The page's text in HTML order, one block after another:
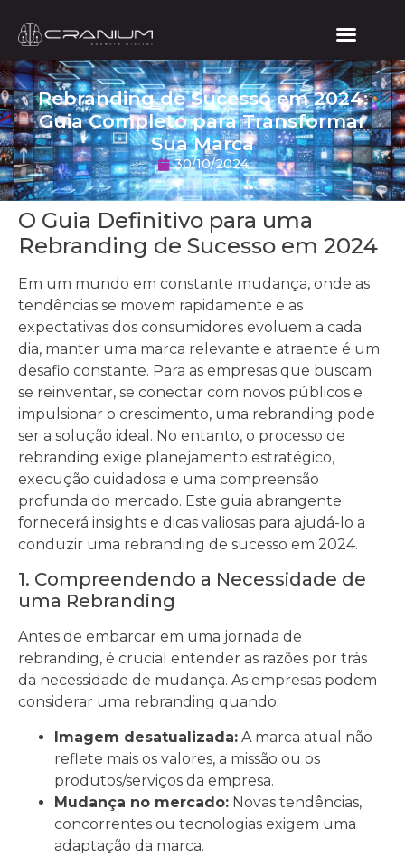
Rebranding de Sucesso em 2024:
Guia Completo para Transformar
Sua Marca
30/10/2024
O Guia Definitivo para uma
Rebranding de Sucesso em 2024
Em um mundo em constante mudança, onde as
tendências se movem rapidamente e as
expectativas dos consumidores evoluem a cada
dia, manter uma marca relevante e atraente é um
desafio constante. Para as empresas que buscam
se reinventar, se conectar com novos públicos e
impulsionar o crescimento, uma rebranding pode
ser a solução ideal. No entanto, o processo de
rebranding exige planejamento estratégico,
execução cuidadosa e uma compreensão
profunda do mercado. Este guia abrangente
fornecerá insights e dicas valiosas para ajudá-lo a
conduzir uma rebranding de sucesso em 2024.
1. Compreendendo a Necessidade de
uma Rebranding
Antes de embarcar em uma jornada de
rebranding, é crucial entender as razões por trás
da necessidade de mudança. As empresas podem
considerar uma rebranding quando:
Imagem desatualizada: A marca atual não
reflete mais os valores, a missão ou os
produtos/serviços da empresa.
Mudança no mercado: Novas tendências,
concorrentes ou tecnologias exigem uma
adaptação da marca.